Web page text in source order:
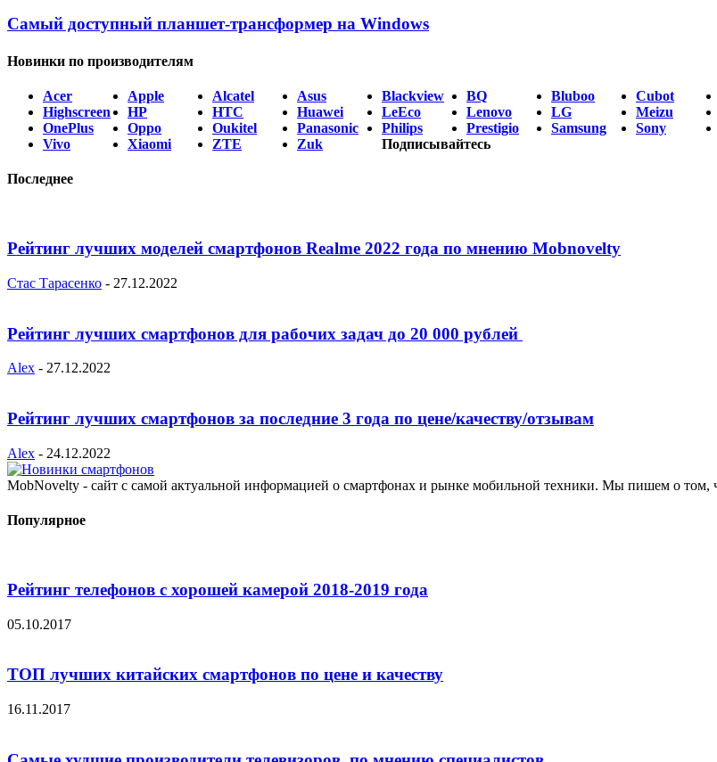
Самый доступный планшет-трансформер на Windows
Новинки по производителям
Acer Apple Alcatel Asus Blackview BQ Bluboo Cubot
Highscreen
HP HTC Huawei LeEco Lenovo LG Meizu
OnePlus
Oppo Oukitel Panasonic Philips Prestigio Samsung Sony
Vivo
Xiaomi ZTE Zuk Подписывайтесь
Последнее
Рейтинг лучших моделей смартфонов Realme 2022 года по мнению Mobnovelty
Стас Тарасенко - 27.12.2022
Рейтинг лучших смартфонов для рабочих задач до 20 000 рублей
Alex - 27.12.2022
Рейтинг лучших смартфонов за последние 3 года по цене/качеству/отзывам
Alex - 24.12.2022
MobNovelty - сайт с самой актуальной информацией о смартфонах и рынке мобильной техники. Мы пишем о том,
Популярное
Рейтинг телефонов с хорошей камерой 2018-2019 года
05.10.2017
ТОП лучших китайских смартфонов по цене и качеству
16.11.2017